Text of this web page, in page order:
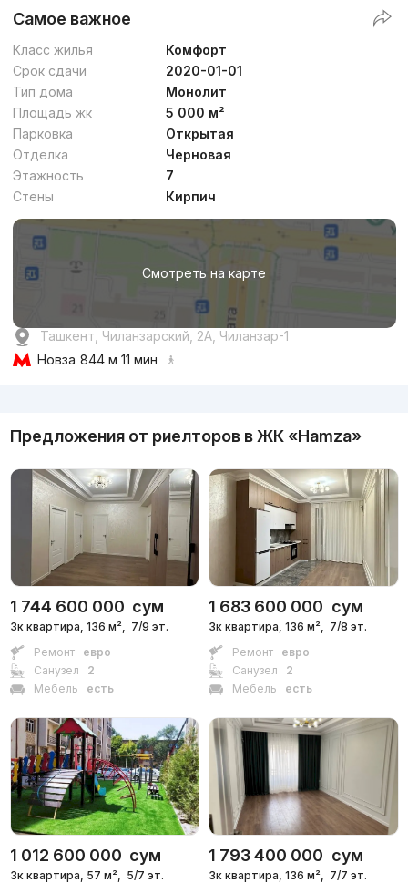
от17.1 млн сум/м²
Сдан 2025,Fayus Development
ЖК «Fayus»
+998 (99) 925...
Комфорт
Сдан 2024, Grand Capital Group
ЖК «Lafayette»
Самое важное
Класс жилья
Комфорт
Срок сдачи
2020-01-01
Тип дома
Монолит
Площадь жк
5 000 м²
Парковка
Открытая
Отделка
Черновая
Этажность
7
Стены
Кирпич
Смотреть на карте
Ташкент, Чиланзарский, 2А, Чиланзар-1
Новза 844 м 11 мин
Предложения от риелторов в ЖК «Hamza»
1 744 600 000 сум
3к квартира, 136 м², 7/9 эт.
Ремонт
евро
Санузел
2
Мебель
есть
1 683 600 000 сум
3к квартира, 136 м², 7/8 эт.
Ремонт
евро
Санузел
2
Мебель
есть
1 012 600 000 сум
3к квартира, 57 м²,
5/7 эт.
1 793 400 000 сум
3к квартира, 136 м²,
7/7 эт.